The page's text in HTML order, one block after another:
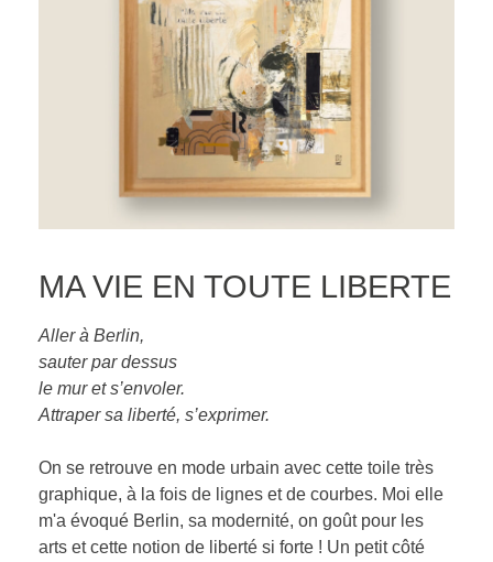
MA VIE EN TOUTE LIBERTE
Aller à Berlin,
sauter par dessus
le mur et s’envoler.
Attraper sa liberté, s’exprimer.
On se retrouve en mode urbain avec cette toile très
graphique, à la fois de lignes et de courbes. Moi elle
m'a évoqué Berlin, sa modernité, on goût pour les
arts et cette notion de liberté si forte ! Un petit côté